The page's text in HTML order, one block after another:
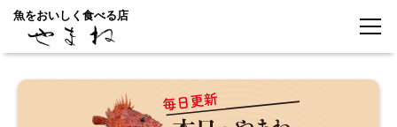
魚をおいしく食べる店